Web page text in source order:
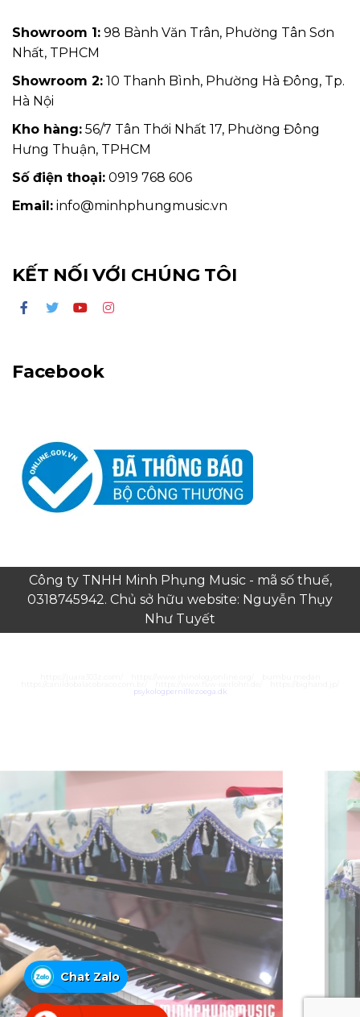
Showroom 1: 98 Bành Văn Trân, Phường Tân Sơn
Nhất, TPHCM
Showroom 2: 10 Thanh Bình, Phường Hà Đông, Tp.
Hà Nội
Kho hàng: 56/7 Tân Thới Nhất 17, Phường Đông
Hưng Thuận, TPHCM
Số điện thoại: 0919 768 606
Email: info@minhphungmusic.vn
KẾT NỐI VỚI CHÚNG TÔI
Facebook
Công ty TNHH Minh Phụng Music - mã số thuế,
0318745942. Chủ sở hữu website: Nguyễn Thụy
Như Tuyết
Chat Zalo
psykologpernillezoega.dk